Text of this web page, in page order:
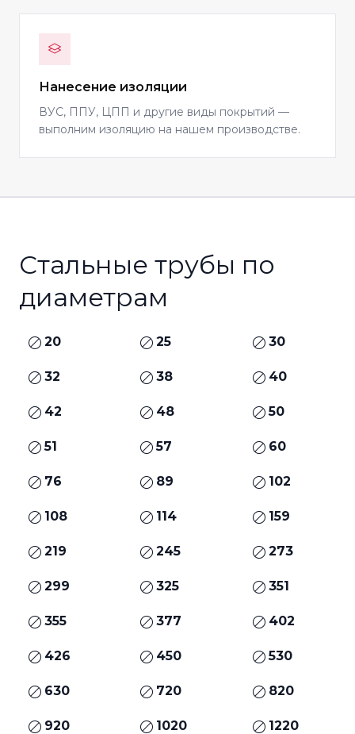
Нанесение изоляции
ВУС, ППУ, ЦПП и другие виды покрытий —
выполним изоляцию на нашем производстве.
Стальные трубы по
диаметрам
20 25 30
32 38 40
42 48 50
51 57 60
76 89 102
108 114 159
219 245 273
299 325 351
355 377 402
426 450 530
630 720 820
920 1020 1220